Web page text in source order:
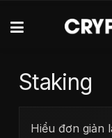
Staking
Hiểu đơn giản